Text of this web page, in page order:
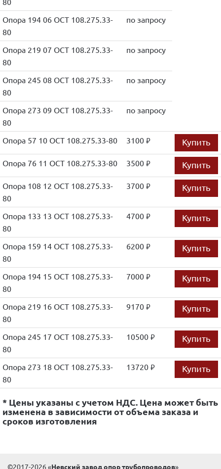
Опора 194 06 ОСТ 108.275.33-
80
по запросу
Опора 219 07 ОСТ 108.275.33-
80
по запросу
Опора 245 08 ОСТ 108.275.33-
80
по запросу
Опора 273 09 ОСТ 108.275.33-
80
по запросу
Опора 57 10 ОСТ 108.275.33-80 3100 руб. Купить
Опора 76 11 ОСТ 108.275.33-80 3500 руб. Купить
Опора 108 12 ОСТ 108.275.33-
80
3700 руб. Купить
Опора 133 13 ОСТ 108.275.33-
80
4700 руб. Купить
Опора 159 14 ОСТ 108.275.33-
80
6200 руб. Купить
Опора 194 15 ОСТ 108.275.33-
80
7000 руб. Купить
Опора 219 16 ОСТ 108.275.33-
80
9170 руб. Купить
Опора 245 17 ОСТ 108.275.33-
80
10500 руб. Купить
Опора 273 18 ОСТ 108.275.33-
80
13720 руб. Купить
* Цены указаны с учетом НДС. Цена может быть
изменена в зависимости от объема заказа и
сроков изготовления
©2017-2026 «Невский завод опор трубопроводов»